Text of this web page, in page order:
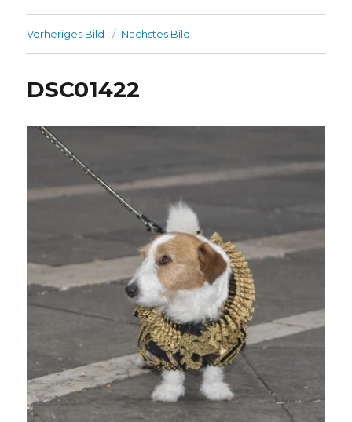
Vorheriges Bild Nächstes Bild
DSC01422